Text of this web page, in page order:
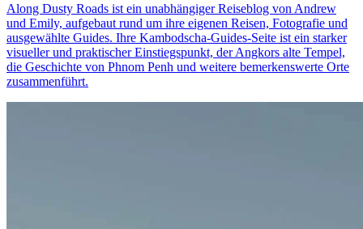
Along Dusty Roads ist ein unabhängiger Reiseblog von Andrew
und Emily, aufgebaut rund um ihre eigenen Reisen, Fotografie und
ausgewählte Guides. Ihre Kambodscha-Guides-Seite ist ein starker
visueller und praktischer Einstiegspunkt, der Angkors alte Tempel,
die Geschichte von Phnom Penh und weitere bemerkenswerte Orte
zusammenführt.